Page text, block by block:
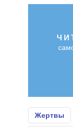
Жертвы